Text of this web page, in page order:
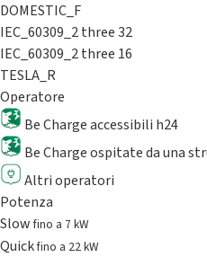
DOMESTIC_F
IEC_60309_2 three 32
IEC_60309_2 three 16
TESLA_R
Operatore
Be Charge accessibili h24
Be Charge ospitate da una
Altri operatori
Potenza
Slowfino a 7 kW
Quickfino a 22 kW